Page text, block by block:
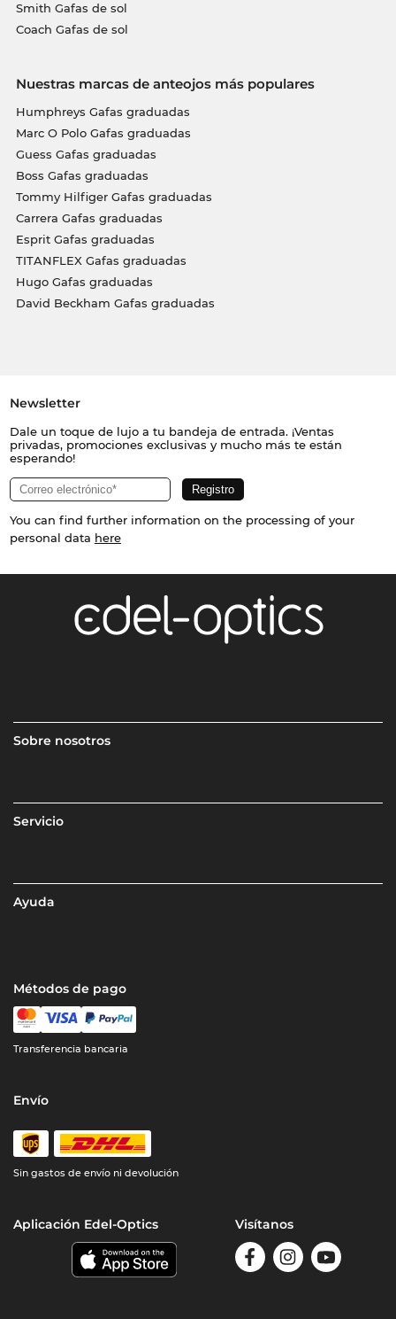
Smith Gafas de sol
Coach Gafas de sol
Nuestras marcas de anteojos más populares
Humphreys Gafas graduadas
Marc O Polo Gafas graduadas
Guess Gafas graduadas
Boss Gafas graduadas
Tommy Hilfiger Gafas graduadas
Carrera Gafas graduadas
Esprit Gafas graduadas
TITANFLEX Gafas graduadas
Hugo Gafas graduadas
David Beckham Gafas graduadas
Newsletter
Dale un toque de lujo a tu bandeja de entrada. ¡Ventas
privadas, promociones exclusivas y mucho más te están
esperando!
You can find further information on the processing of your
personal data here
Sobre nosotros
Servicio
Ayuda
Métodos de pago
Transferencia bancaria
Envío
Sin gastos de envío ni devolución
Aplicación Edel-Optics Visítanos